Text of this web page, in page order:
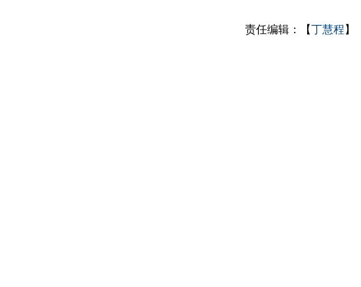
责任编辑：【丁慧程 】